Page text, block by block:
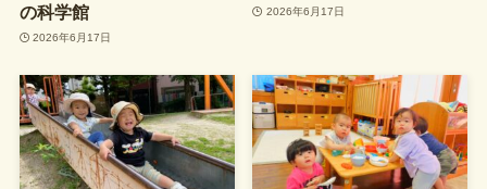
の科学館
2026年6月17日
2026年6月17日